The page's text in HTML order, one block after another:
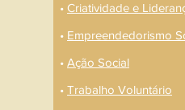
• Criatividade e
• Empreendedorismo
• Ação Social
• Trabalho Voluntário